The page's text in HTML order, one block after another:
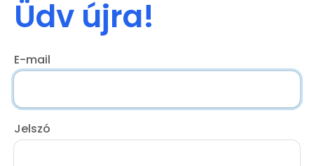
Üdv újra!
E-mail
Jelszó